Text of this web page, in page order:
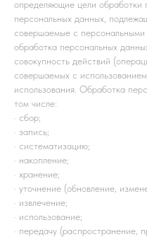
определяющие цели обработки
персональных данных,
совершаемые с
обработка персональных
совокупность действий
совершаемых с
использования. Обработка
том числе:
· сбор;
· запись;
· систематизацию;
· накопление;
· хранение;
· уточнение (обновление,
· извлечение;
· использование;
· передачу (распространение,